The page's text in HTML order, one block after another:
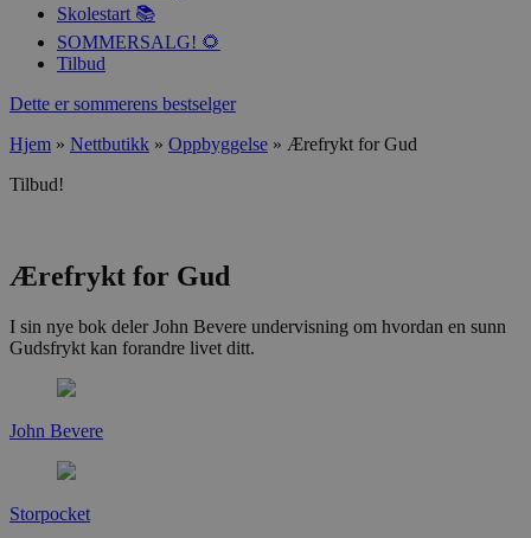
Skolestart 📚
SOMMERSALG! 🌻
Tilbud
Dette er sommerens bestselger
Hjem » Nettbutikk » Oppbyggelse » Ærefrykt for Gud
Tilbud!
Ærefrykt for Gud
I sin nye bok deler John Bevere undervisning om hvordan en sunn
Gudsfrykt kan forandre livet ditt.
John Bevere
Storpocket